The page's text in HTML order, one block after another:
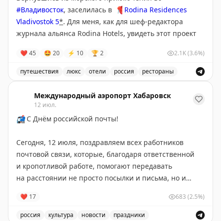
#Владивосток, заселилась в 📍 Rodina Residences
Vladivostok 5*. Для меня, как для шеф-редактора
журнала альянса Rodina Hotels, увидеть этот проект
Каннах: планка задрана до космоса.
На пороге номера у меня зависла матрица. Пришла в
себя у панорамного окна с видом на бухту, в одной
руке бокал вина, в другой клубника, на мне –
идеальный халат, из которого можно шить свадебное
Команда отеля словно взяла протокол сервиса пять
звезд и применила его под девизом «сделай лучше».
Что я не ожидала увидеть, а это было:
- отпариватель
❤ 45 🤩 20 ⚡ 10 🏆 2 2.1K(3.6%)
путешествия люкс отели россия рестораны
Международный аэропорт Хабаровск
12 июл.
📬С Днём российской почты!
Сегодня, 12 июля, поздравляем всех работников
почтовой связи, которые, благодаря ответственной
и кропотливой работе, помогают передавать
на расстоянии не просто посылки и письма, но и
в этих посланиях
❤ 17 683 (2.5%)
россия культура новости праздники